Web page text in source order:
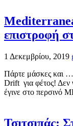
επιστροφή
1 Δεκεμβρίου, 2019
Πάρτε μάσκες και
Drift για φέτος! Δεν
έγινε στο περσινό
Τσιτσιπάς: